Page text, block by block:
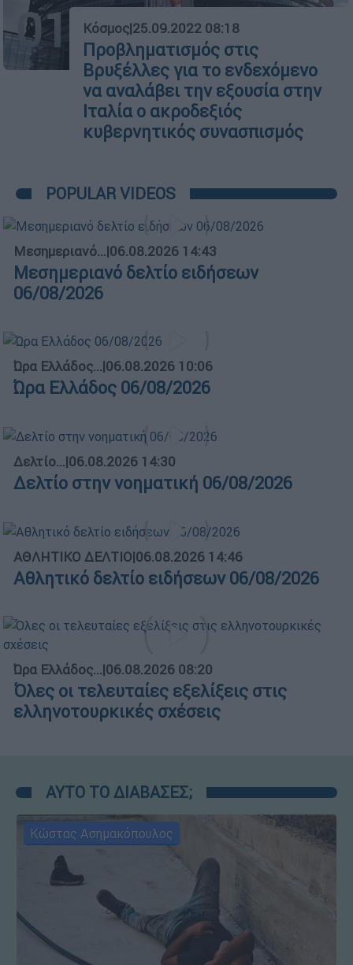
01 Κόσμος|25.09.2022 08:18
Προβληματισμός στις
Βρυξέλλες για το ενδεχόμενο
να αναλάβει την εξουσία στην
Ιταλία ο ακροδεξιός
κυβερνητικός συνασπισμός
POPULAR VIDEOS
Μεσημεριανό...|06.08.2026 14:43
Μεσημεριανό δελτίο ειδήσεων
06/08/2026
Ώρα Ελλάδος...|06.08.2026 10:06
Ώρα Ελλάδος 06/08/2026
Δελτίο...|06.08.2026 14:30
Δελτίο στην νοηματική 06/08/2026
ΑΘΛΗΤΙΚΟ ΔΕΛΤΙΟ|06.08.2026 14:46
Αθλητικό δελτίο ειδήσεων 06/08/2026
Ώρα Ελλάδος...|06.08.2026 08:20
Όλες οι τελευταίες εξελίξεις στις
ελληνοτουρκικές σχέσεις
ΑΥΤΟ ΤΟ ΔΙΑΒΑΣΕΣ;
Κώστας Ασημακόπουλος